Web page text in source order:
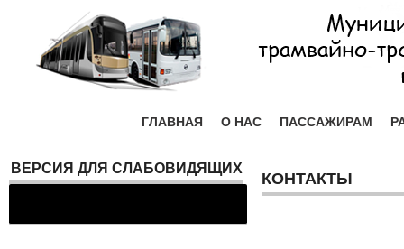
ГЛАВНАЯ О НАС ПАССАЖИРАМ
ВЕРСИЯ ДЛЯ СЛАБОВИДЯЩИХ
КОНТАКТЫ